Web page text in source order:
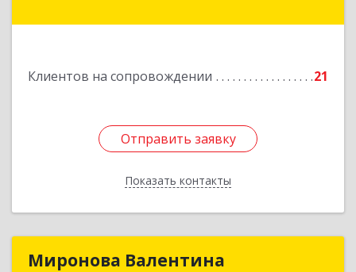
Клиентов на сопровождении 21
Отправить заявку
Показать контакты
Отправить заявку
Назад
Миронова ВалентинаМиронова Валентина